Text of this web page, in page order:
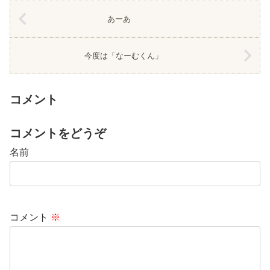
あーあ
今度は「なーむくん」
コメント
コメントをどうぞ
名前
コメント ※